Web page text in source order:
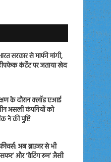
सरकार से माफी मांगी,
कंटेंट पर जताया खेद
के दौरान क्लॉड एआई
असली कंपनियों को
ने की पुष्टि
अब ब्राउजर से भी
और ‘वेटिंग रूम’ जैसी